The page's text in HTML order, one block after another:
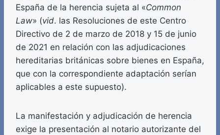
España de la herencia sujeta al «Common
Law» (vid. las Resoluciones de este Centro
Directivo de 2 de marzo de 2018 y 15 de junio
de 2021 en relación con las adjudicaciones
hereditarias británicas sobre bienes en España,
que con la correspondiente adaptación serían
aplicables a este supuesto).
La manifestación y adjudicación de herencia
exige la presentación al notario autorizante del